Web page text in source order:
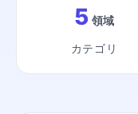
5 領域
カテゴリ